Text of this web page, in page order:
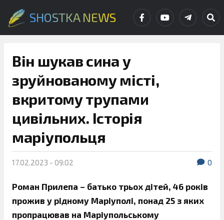
SHOSTKA NEWS
Він шукав сина у
зруйнованому місті,
вкритому трупами
цивільних. Історія
маріупольця
17.02.2023 - 09:02 0
Роман Прилепа – батько трьох дітей, 46 років
прожив у рідному Маріуполі, понад 25 з яких
пропрацював на Маріупольському